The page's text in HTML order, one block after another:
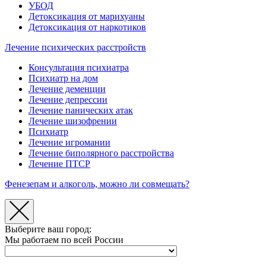
УБОД
Детоксикация от марихуаны
Детоксикация от наркотиков
Лечение психических расстройств
Консультация психиатра
Психиатр на дом
Лечение деменции
Лечение депрессии
Лечение панических атак
Лечение шизофрении
Психиатр
Лечение игромании
Лечение биполярного расстройства
Лечение ПТСР
Фенезепам и алкоголь, можно ли совмещать?
Выберите ваш город:
Мы работаем по всей России